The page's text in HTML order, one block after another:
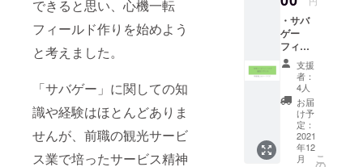
できると思い、心機一転
フィールド作りを始めよう
と考えました。
「サバゲー」に関しての知
識や経験はほとんどありま
せんが、前職の観光サービ
ス業で培ったサービス精神
販売し
たもの
です。
自費出
版のも
のとな
りま
す）
・サバ
ゲー
フィー
ルドの
利用権
（割引
チケッ
ト4000
円分）
期限は3
年間
（2025
支援
者：
4人
お届
け予
定：
2021
年12
月
こ